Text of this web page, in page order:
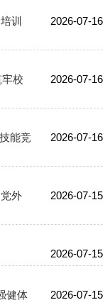
训
2026-07-16
校
2026-07-16
能竞
2026-07-16
外
2026-07-15
2026-07-15
健体 2026-07-15